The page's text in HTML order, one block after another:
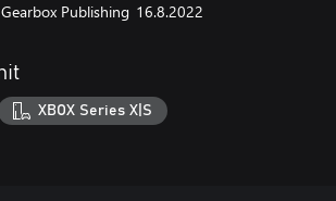
Gearbox Publishing 16.8.2022
XBOX Series X|S